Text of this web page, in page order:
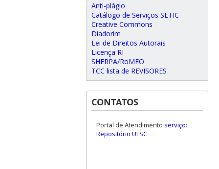
Anti-plágio
Catálogo de Serviços SETIC
Creative Commons
Diadorim
Lei de Direitos Autorais
Licença RI
SHERPA/RoMEO
TCC lista de REVISORES
CONTATOS
Portal de Atendimento serviço:
Repositório UFSC